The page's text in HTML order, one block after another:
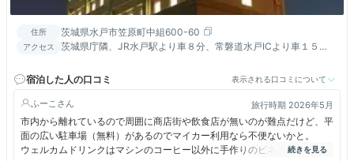
住所 茨城県水戸市笠原町中組600-60
アクセス
茨城県庁隣、JR水戸駅より車８分、常磐道水戸ICより車１５
宿泊した人の口コミ
表示される口コミについて
ふーこ 旅行時期 2026年5月
市内から離れているので周囲に商店街や飲食店が無いのが難点だけど、平
面の広い駐車場（無料）があるのでマイカー利用なら不便ないかと。
ウェルカムドリンクはマシンのコーヒー以外に手作りのビネガーベースの